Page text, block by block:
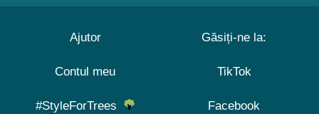
Ajutor
Contul meu
#StyleForTrees
Găsiți-ne la:
TikTok
Facebook